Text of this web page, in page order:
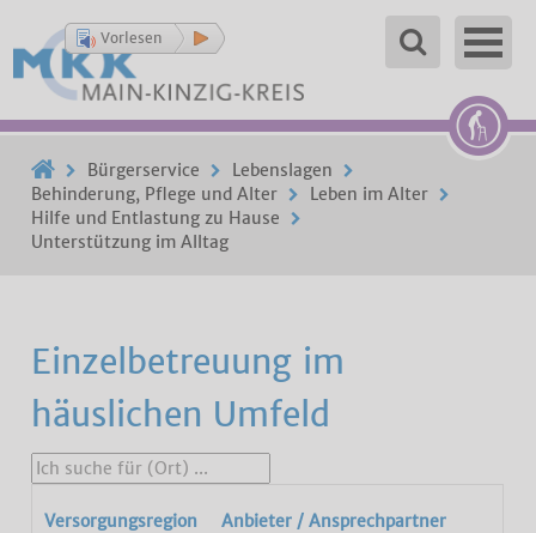
Vorlesen
Bürgerservice
Lebenslagen
Behinderung, Pflege und Alter
Leben im Alter
Hilfe und Entlastung zu Hause
Unterstützung im Alltag
Einzelbetreuung im
häuslichen Umfeld
Versorgungsregion Anbieter / Ansprechpartner